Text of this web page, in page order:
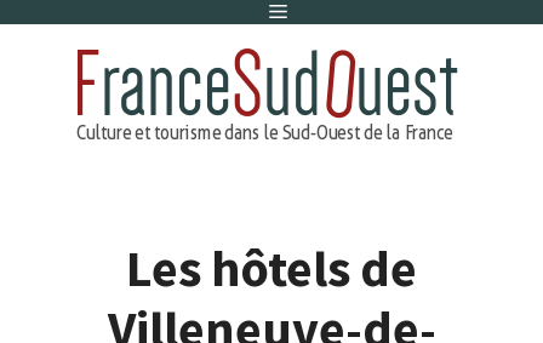
Menu
Les hôtels de
Villeneuve-de-